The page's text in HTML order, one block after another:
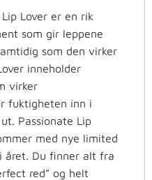
Lover er en rik
som gir leppene
som den virker
inneholder
virker
fuktigheten inn i
Passionate Lip
med nye limited
året. Du finner alt fra
red” og helt